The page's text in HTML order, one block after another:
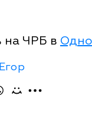
на ЧРБ в